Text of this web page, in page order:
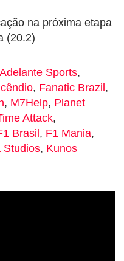
na próxima etapa
(20.2)
Adelante Sports,
, Fanatic Brazil,
, M7Help, Planet
Attack,
Brasil, F1 Mania,
Studios, Kunos